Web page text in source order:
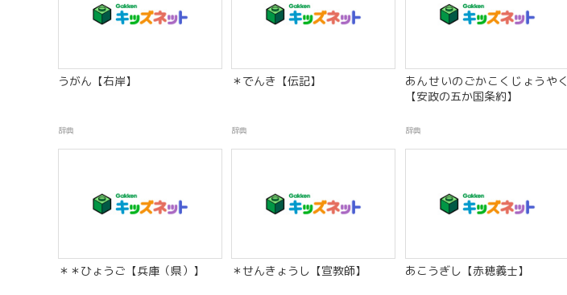
うがん【右岸】
辞典
＊でんき【伝記】
辞典
あんせいのごかこくじょうやく
【安政の五か国条約】
辞典
＊＊ひょうご【兵庫（県）】 ＊せんきょうし【宣教師】 あこうぎし【赤穂義士】